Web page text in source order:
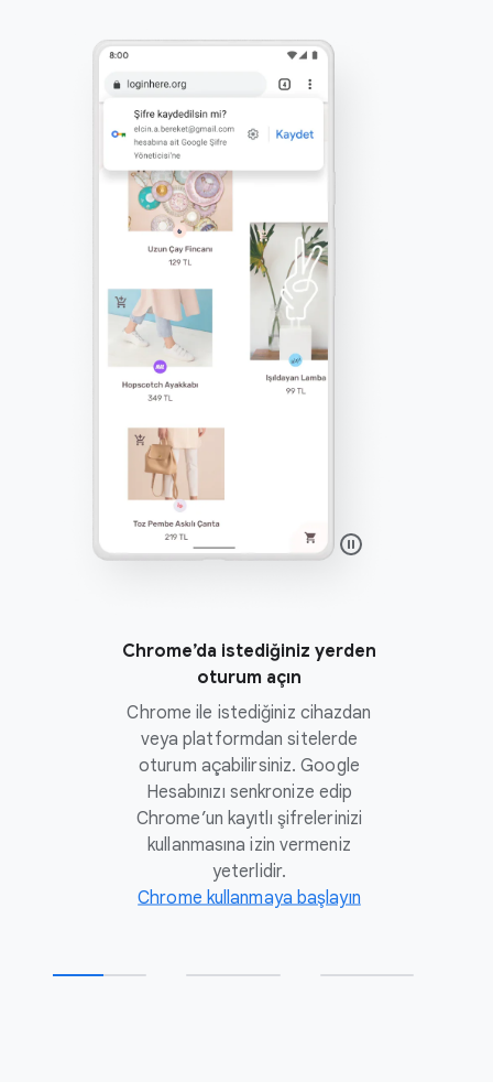
Chrome’da istediğiniz yerden
oturum açın
Chrome ile istediğiniz cihazdan
veya platformdan sitelerde
oturum açabilirsiniz. Google
Hesabınızı senkronize edip
Chrome’un kayıtlı şifrelerinizi
kullanmasına izin vermeniz
yeterlidir.
Chrome kullanmaya başlayın